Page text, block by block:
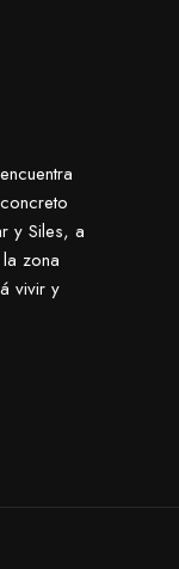
y Siles, a
zona
vivir y